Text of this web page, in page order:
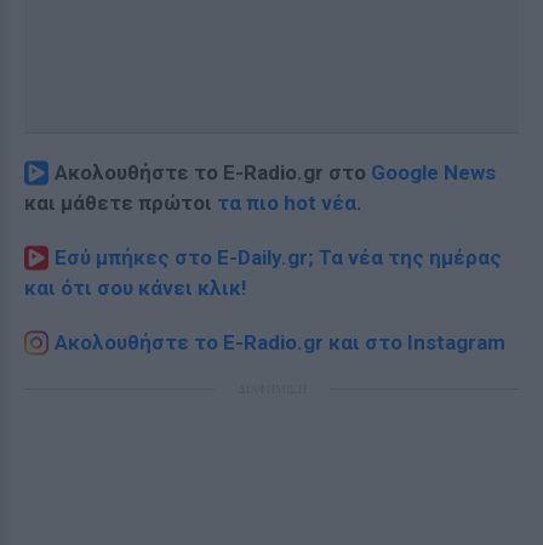
Ακολουθήστε το E-Radio.gr στο Google News
και μάθετε πρώτοι τα πιο hot νέα.
Εσύ μπήκες στο E-Daily.gr; Τα νέα της ημέρας
και ότι σου κάνει κλικ!
Ακολουθήστε το E-Radio.gr και στο Instagram